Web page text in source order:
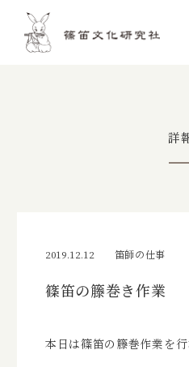
商品
研究・
詳
2019.12.12 笛師の仕事
篠笛の籐巻き作業
本日は篠笛の籐巻作業を行